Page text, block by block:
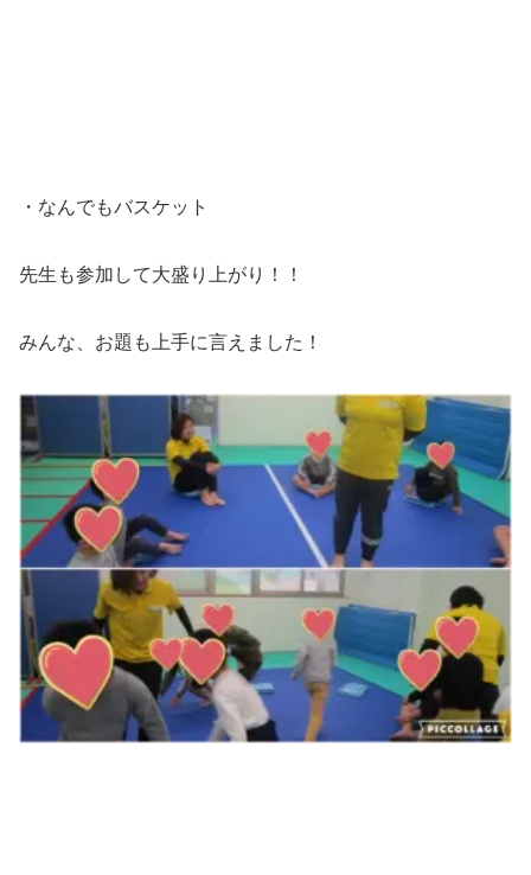
・なんでもバスケット
先生も参加して大盛り上がり！！
みんな、お題も上手に言えました！